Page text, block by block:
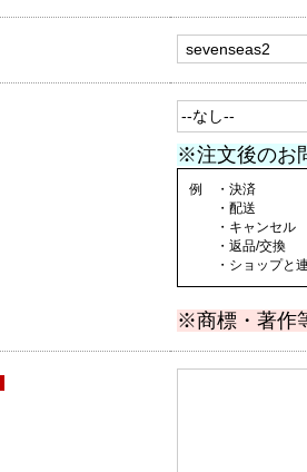
※注文後のお
例 ・決済
・配送
・キャンセル
・返品/交換
・ショップと連
※商標・著作